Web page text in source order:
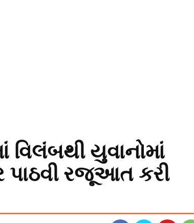
વિલંબથી યુવાનોમાં
રજૂઆત કરી